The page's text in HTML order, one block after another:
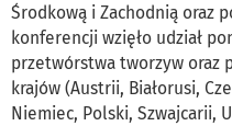
Środkową i Zachodnią oraz
konferencji wzięło udział
przetwórstwa tworzyw oraz
krajów (Austrii, Białorusi,
Niemiec, Polski, Szwajcarii,